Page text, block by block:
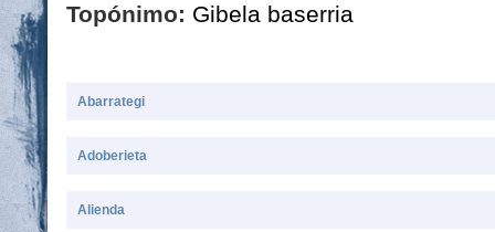
Topónimo: Gibela baserria
Abarrategi
Adoberieta
Alienda